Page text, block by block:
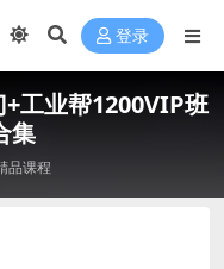
登录
工业帮1200VIP班
集
品课程